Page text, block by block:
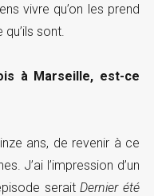
vivre qu’on les prend
sont.
à Marseille, est-ce
ans, de revenir à ce
J’ai l’impression d’un
seraitDernier été